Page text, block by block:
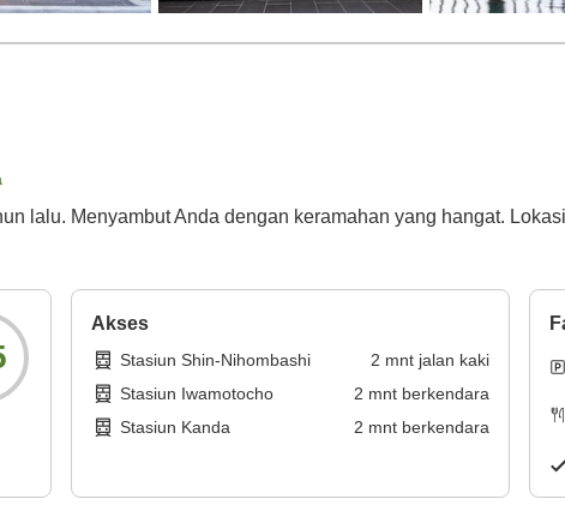
lalu. Menyambut Anda dengan keramahan yang hangat.
Akses
Stasiun Shin-Nihombashi 2 mnt jalan kaki
Stasiun Iwamotocho
2 mnt berkendara
Stasiun Kanda
2 mnt berkendara